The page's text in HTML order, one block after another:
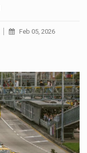
Feb 05, 2026